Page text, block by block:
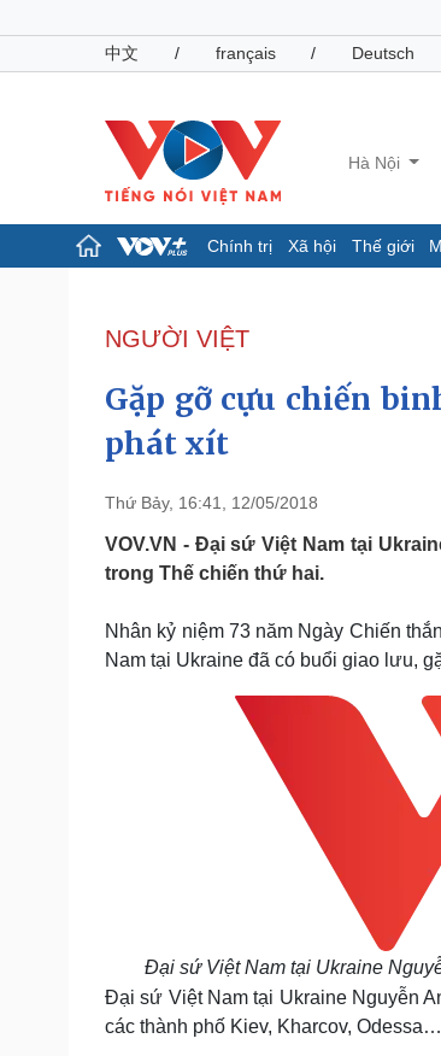
中文
/ français / Deutsch
Hà Nội
Chính trị Xã hội Thế giới
Đảng
Tổ chức nhân sự
Nhận diện sự thật
Dấu ấn
Pháp luật
Tin nóng
Tư vấn luật
Việt Nam
Sức khỏe
Dinh dưỡng - món ngon
Đời sống
Nhà đẹp
Blog
Tình yêu -
NGƯỜI VIỆT
Gặp gỡ cựu chiến
phát xít
Thứ Bảy, 16:41, 12/05/2018
VOV.VN - Đại sứ Việt Nam tại
trong Thế chiến thứ hai.
Nhân kỷ niệm 73 năm Ngày Chiến
Nam tại Ukraine đã có buổi giao lưu,
Đại sứ Việt Nam tại Ukraine
Đại sứ Việt Nam tại Ukraine Nguyễn
các thành phố Kiev, Kharcov,